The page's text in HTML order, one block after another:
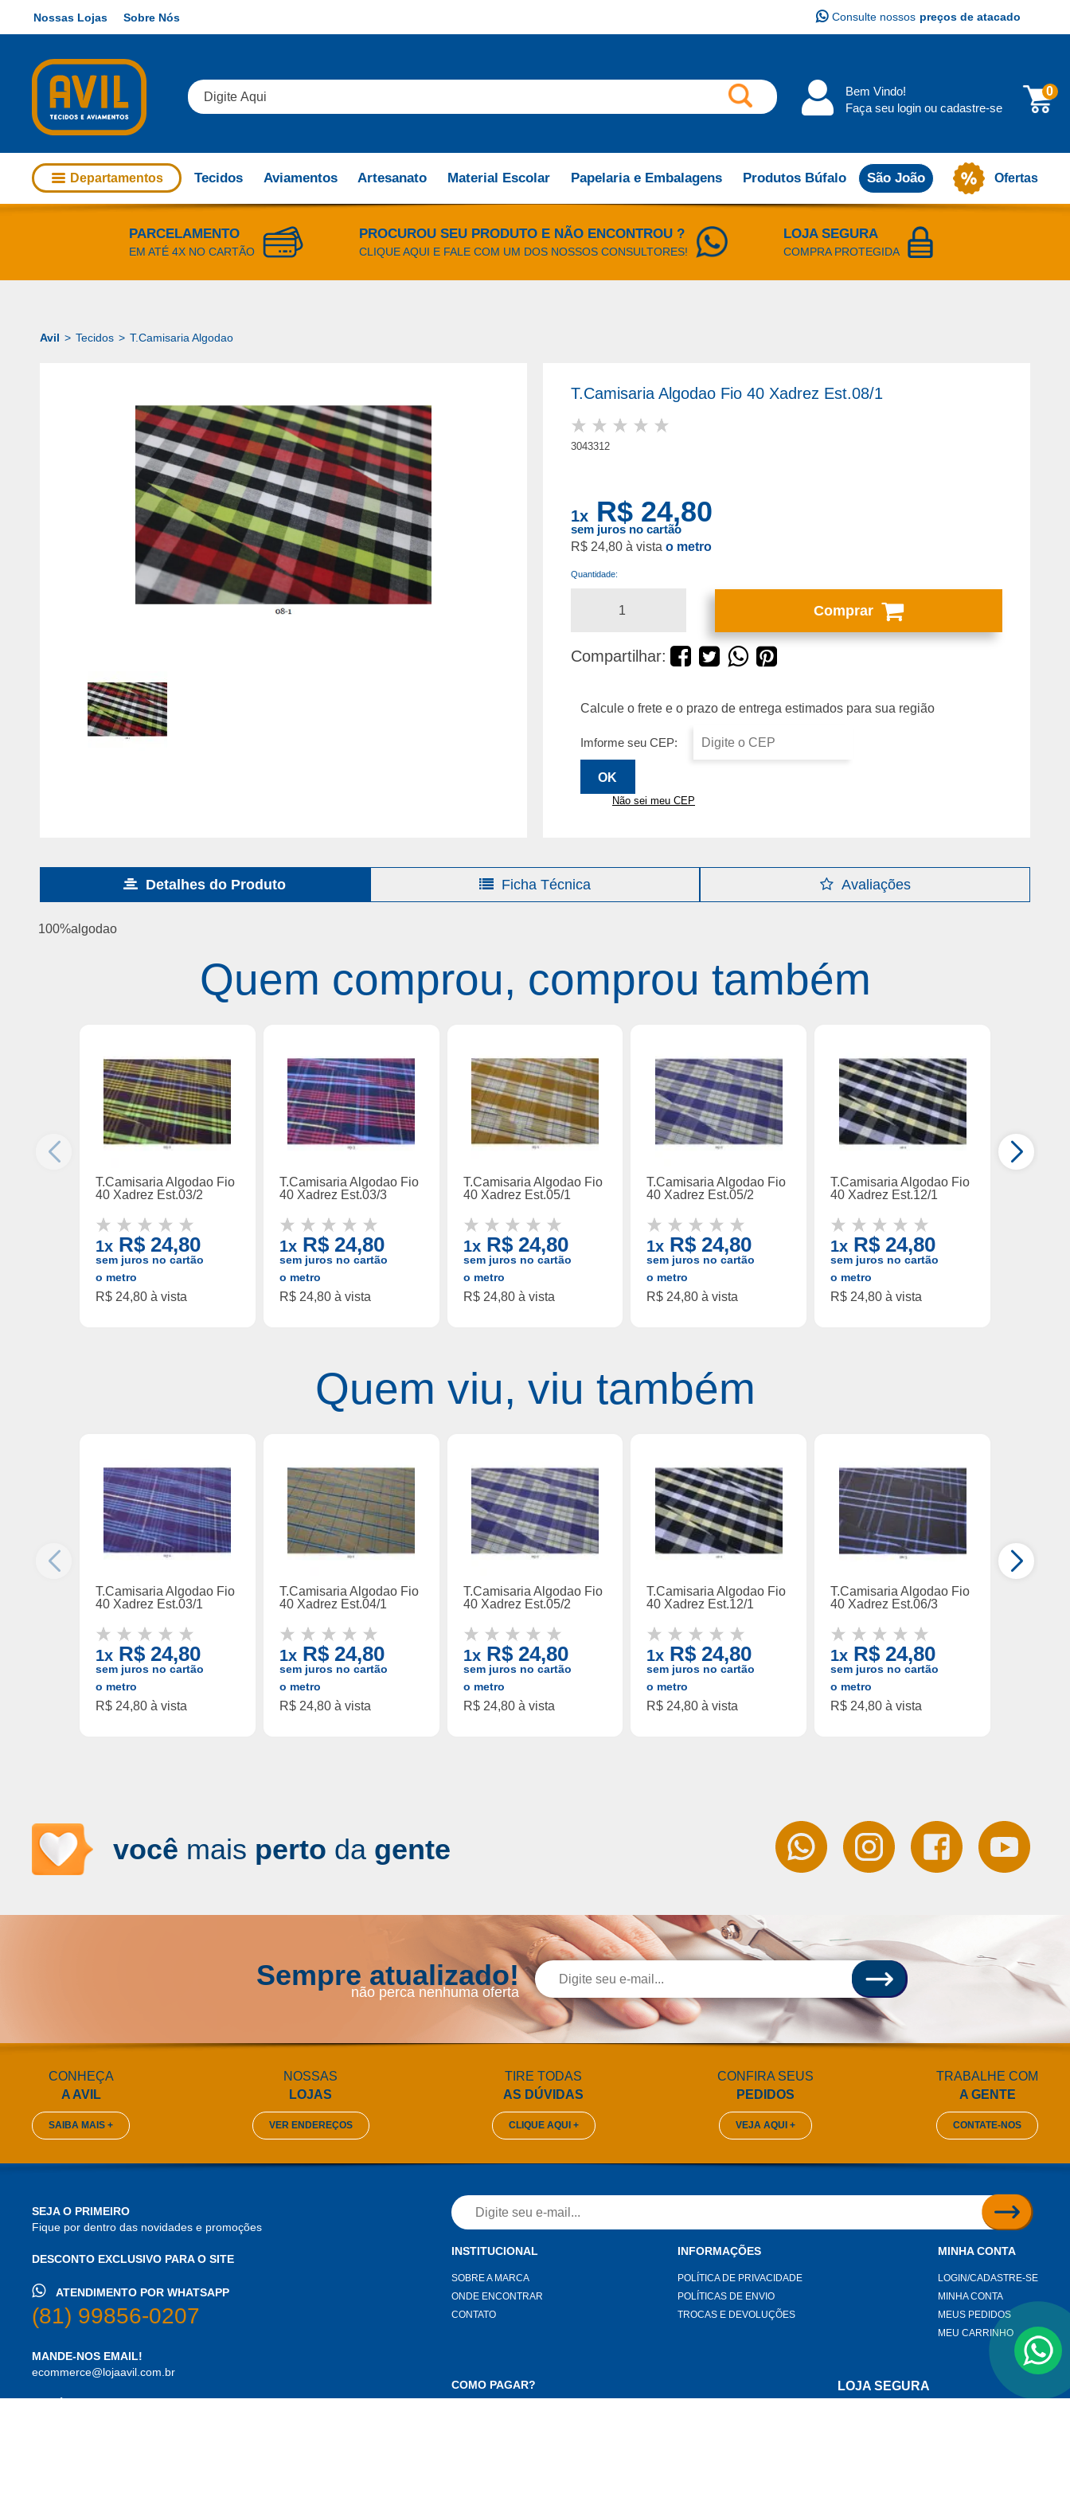
Nossas Lojas Sobre Nós Consulte nossos preços de atacado
Bem Vindo!
Faça seu login ou cadastre-se
0
Departamentos Tecidos Aviamentos Artesanato Material Escolar Papelaria e Embalagens Produtos Búfalo São João Ofertas
PARCELAMENTO
EM ATÉ 4X NO CARTÃO
PROCUROU SEU PRODUTO E NÃO ENCONTROU ?
CLIQUE AQUI E FALE COM UM DOS NOSSOS CONSULTORES!
LOJA SEGURA
COMPRA PROTEGIDA
Tecidos T.Camisaria Algodao
T.Camisaria Algodao Fio 40 Xadrez Est.08/1
3043312
R$ 24,80 o metro
1x R$ 24,80
sem juros no cartão
Quantidade:
Comprar
Compartilhar:
Imforme seu CEP:
Não sei meu CEP
Detalhes do Produto Ficha Técnica Avaliações
100%algodao
Quem comprou, comprou também
T.Camisaria Algodao Fio
40 Xadrez Est.03/2
1x R$ 24,80
sem juros no cartão
o metro
R$ 24,80 à vista
T.Camisaria Algodao Fio
40 Xadrez Est.03/3
1xR$ 24,80
sem juros no cartão
o metro
R$ 24,80 à vista
T.Camisaria Algodao Fio
40 Xadrez Est.05/1
1xR$ 24,80
sem juros no cartão
o metro
R$ 24,80 à vista
T.Camisaria Algodao Fio
40 Xadrez Est.05/2
1x R$ 24,80
sem juros no cartão
o metro
R$ 24,80 à vista
T.Camisaria Algodao Fio
40 Xadrez Est.12/1
1x R$ 24,80
sem juros no cartão
o metro
R$ 24,80 à vista
Quem viu, viu também
T.Camisaria Algodao Fio
40 Xadrez Est.03/1
1x R$ 24,80
sem juros no cartão
o metro
R$ 24,80 à vista
T.Camisaria Algodao Fio
40 Xadrez Est.04/1
1xR$ 24,80
sem juros no cartão
o metro
R$ 24,80 à vista
T.Camisaria Algodao Fio
40 Xadrez Est.05/2
1xR$ 24,80
sem juros no cartão
o metro
R$ 24,80 à vista
T.Camisaria Algodao Fio
40 Xadrez Est.12/1
1x R$ 24,80
sem juros no cartão
o metro
R$ 24,80 à vista
T.Camisaria Algodao Fio
40 Xadrez Est.06/3
1x R$ 24,80
sem juros no cartão
o metro
R$ 24,80 à vista
você mais perto da gente
Sempre atualizado!
não perca nenhuma oferta
CONHEÇA
A AVIL
SAIBA MAIS +
NOSSAS
LOJAS
VER ENDEREÇOS
TIRE TODAS
AS DÚVIDAS
CLIQUE AQUI +
CONFIRA SEUS
PEDIDOS
VEJA AQUI +
TRABALHE COM
A GENTE
CONTATE-NOS
SEJA O PRIMEIRO
Fique por dentro das novidades e promoções
DESCONTO EXCLUSIVO PARA O SITE
ATENDIMENTO POR WHATSAPP
(81) 99856-0207
MANDE-NOS EMAIL!
ecommerce@lojaavil.com.br
INSTITUCIONAL
SOBRE A MARCA
ONDE ENCONTRAR
CONTATO
INFORMAÇÕES
POLÍTICA DE PRIVACIDADE
POLÍTICAS DE ENVIO
TROCAS E DEVOLUÇÕES
MINHA CONTA
LOGIN/CADASTRE-SE
MINHA CONTA
MEUS PEDIDOS
MEU CARRINHO
COMO PAGAR? LOJA SEGURA